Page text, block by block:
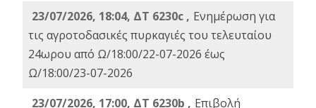
23/07/2026, 18:04, ΔΤ 6230c , Ενημέρωση για
τις αγροτοδασικές πυρκαγιές του τελευταίου
24ωρου από Ω/18:00/22-07-2026 έως
Ω/18:00/23-07-2026
23/07/2026, 17:00, ΔΤ 6230b , Επιβολή